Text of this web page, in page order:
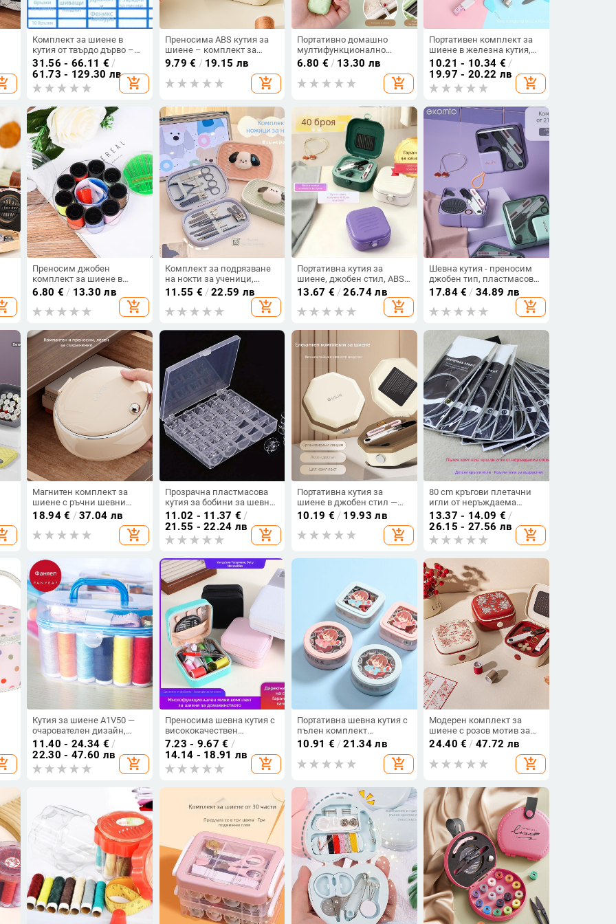
Комплект за шиене в
кутия от твърдо дърво –
портативен,
многофункционален,
набор игли и конци
31.56 - 66.11 € /
61.73 - 129.30 лв
add_shopping_cart
Преносима ABS кутия за
шиене – комплект за
шиене, японски стил,
прост лукс
9.79 € / 19.15 лв
add_shopping_cart
Портативно домашно
мултифункционално
устройство за нанизване
на игли - ABS, магнитна
кутия за игли, 300 броя в
кутия, минималистичен
6.80 € / 13.30 лв
add_shopping_cart
Портативен комплект за
шиене в железна кутия,
карикатурен стил, 144
части
10.21 - 10.34 € /
19.97 - 20.22 лв
add_shopping_cart
Преносим джобен
комплект за шиене в
минималистичен
пластмасов калъф, 200
броя, серия Needle
package, универсален
модел
6.80 € / 13.30 лв
add_shopping_cart
Комплект за подрязване
на нокти за ученици,
големи нокторези,
тримери за нокти, нож за
педикюр, неръждаема
11.55 € /22.59 лв
add_shopping_cart
Портативна кутия за
шиене, джобен стил, ABS
материал, комплект от 100
части, 280 g,
персонализираема
13.67 € /26.74 лв
add_shopping_cart
Шевна кутия - преносим
джобен тип, пластмасова,
комплект 75 бр., 292 г,
персонализируема, серия
за подреждане на игли,
17.84€ / 34.89 лв
add_shopping_cart
Магнитен комплект за
шиене с ръчни шевни
инструменти, преносима
кутия за шиене
18.94€ /37.04 лв
add_shopping_cart
Прозрачна пластмасова
кутия за бобини за шевна
машина, празен
организатор за
съхранение на бобини с 25
отделения
11.02 - 11.37 € /
21.55 - 22.24 лв
add_shopping_cart
Портативна кутия за
шиене в джобен стил —
пластмасова, 60 части,
минималистичен дизайн
10.19 € / 19.93 лв
add_shopping_cart
80 cm кръгови плетачни
игли от неръждаема
стомана за възрастни,
ръчно плетене, включва
кука за плетене, за
пуловер и шал
13.37 - 14.09 € /
26.15 - 27.56 лв
add_shopping_cart
Кутия за шиене A1V50 —
очарователен дизайн,
преносим комплект за
дома и общежитие
11.40 - 24.34 € /
22.30 - 47.60 лв
add_shopping_cart
Преносима шевна кутия с
висококачествен
комплект за шиене – PU
кожа, компактна и
практична за общежитие
7.23 - 9.67 € /
14.14 - 18.91 лв
add_shopping_cart
Портативна шевна кутия с
пълен комплект
инструменти за шиене и
конци, 120 броя
10.91 € /21.34 лв
add_shopping_cart
Модерен комплект за
шиене с розов мотив за
празници, домашно
ползване – магнитен
комплект за шиене и
модел.
24.40 € / 47.72 лв
add_shopping_cart